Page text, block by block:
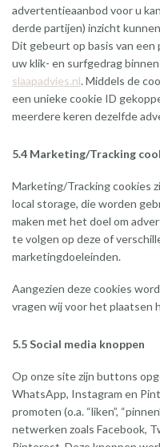
advertentieaanbod voor u
derde partijen) inzicht
Dit gebeurt op basis van een
uw klik- en surfgedrag
slaapadvies.nl. Middels de
een unieke cookie ID
meerdere keren dezelfde
5.4 Marketing/Tracking
Marketing/Tracking cookies
local storage, die worden
maken met het doel om
te volgen op deze of
marketingdoeleinden.
Aangezien deze cookies
vragen wij voor het plaatsen
5.5 Social media knoppen
Op onze site zijn buttons
WhatsApp, Instagram en
promoten (o.a. “liken”,
netwerken zoals Facebook,